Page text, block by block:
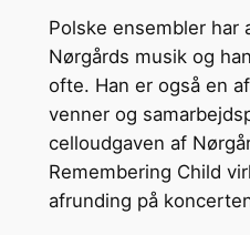
Polske ensembler
Nørgårds musik og
ofte. Han er også en
venner og
celloudgaven af
Remembering Child
afrunding på